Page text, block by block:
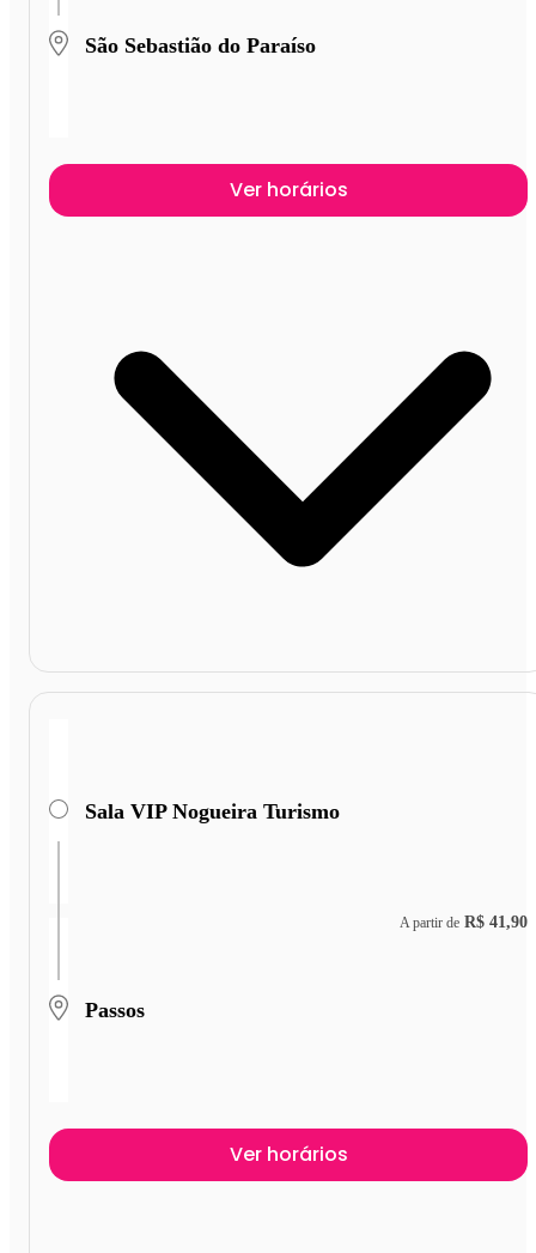
São Sebastião do Paraíso
Ver horários
Sala VIP Nogueira Turismo
Passos
A partir de R$ 41,90
Ver horários